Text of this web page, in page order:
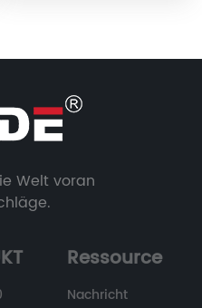
Welt voran
Ressource
Nachricht